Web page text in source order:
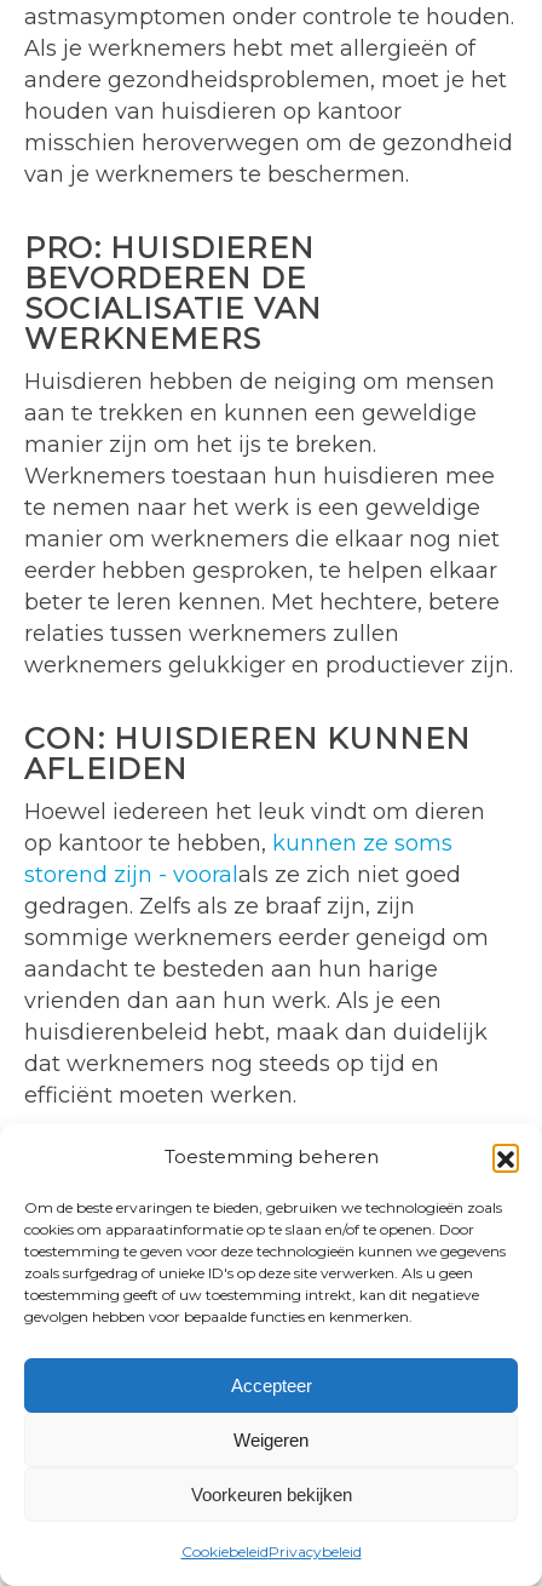
Toestemming beheren
Om de beste ervaringen te bieden, gebruiken we technologieën zoals
cookies om apparaatinformatie op te slaan en/of te openen. Door
toestemming te geven voor deze technologieën kunnen we gegevens
zoals surfgedrag of unieke ID's op deze site verwerken. Als u geen
toestemming geeft of uw toestemming intrekt, kan dit negatieve
gevolgen hebben voor bepaalde functies en kenmerken.
Accepteer
Weigeren
Voorkeuren bekijken
CookiebeleidPrivacybeleid
astmasymptomen onder controle te houden.
Als je werknemers hebt met allergieën of
andere gezondheidsproblemen, moet je het
houden van huisdieren op kantoor
misschien heroverwegen om de gezondheid
van je werknemers te beschermen.
PRO: HUISDIEREN
BEVORDEREN DE
SOCIALISATIE VAN
WERKNEMERS
Huisdieren hebben de neiging om mensen
aan te trekken en kunnen een geweldige
manier zijn om het ijs te breken.
Werknemers toestaan hun huisdieren mee
te nemen naar het werk is een geweldige
manier om werknemers die elkaar nog niet
eerder hebben gesproken, te helpen elkaar
beter te leren kennen. Met hechtere, betere
relaties tussen werknemers zullen
werknemers gelukkiger en productiever zijn.
CON: HUISDIEREN KUNNEN
AFLEIDEN
Hoewel iedereen het leuk vindt om dieren
op kantoor te hebben, kunnen ze soms
storend zijn - vooral als ze zich niet goed
gedragen. Zelfs als ze braaf zijn, zijn
sommige werknemers eerder geneigd om
aandacht te besteden aan hun harige
vrienden dan aan hun werk. Als je een
huisdierenbeleid hebt, maak dan duidelijk
dat werknemers nog steeds op tijd en
efficiënt moeten werken.
PRO: HUISDIEREN KUNNEN
LICHAAMSBEWEGING
BEVORDEREN
Huisdieren hebben ook beweging nodig.
Door werknemers toe te staan hun
worden ze aangemoedigd om tijdens de
lunch korte wandelingen te maken om hun
huisdier de benen te laten strekken en
kunnen werknemers zelfs aanmoedigen om